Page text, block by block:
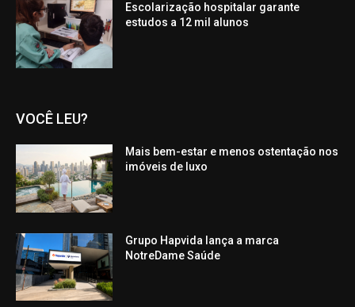
Escolarização hospitalar garante
estudos a 12 mil alunos
VOCÊ LEU?
Mais bem-estar e menos ostentação nos
imóveis de luxo
Grupo Hapvida lança a marca
NotreDame Saúde